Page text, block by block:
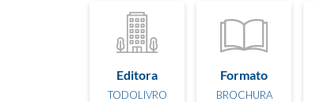
Editora
TODOLIVRO
Formato
BROCHURA